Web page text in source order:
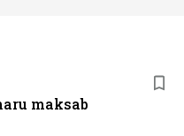
maksab